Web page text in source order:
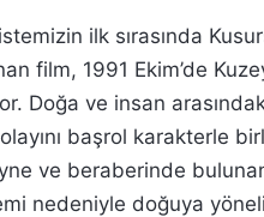
ilk sırasında
film, 1991 Ekim’de
Doğa ve insan
başrol karakterle
ve beraberinde
nedeniyle doğuya